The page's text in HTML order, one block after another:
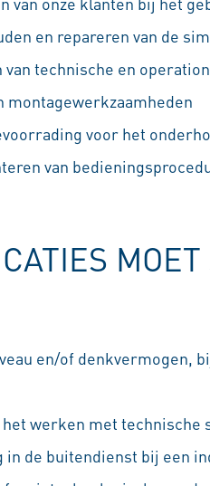
en repareren van de
van technische en
montagewerkzaamheden
voor het
van
MOET
en/of denkvermogen,
werken met
in de buitendienst bij een